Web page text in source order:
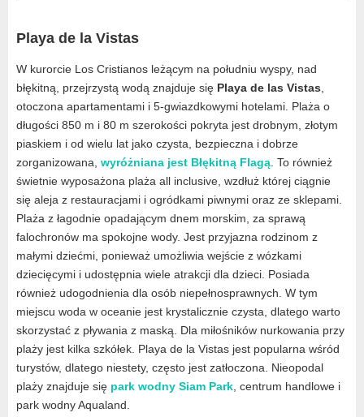
Playa de la Vistas
W kurorcie Los Cristianos leżącym na południu wyspy, nad
błękitną, przejrzystą wodą znajduje się Playa de las Vistas
otoczona apartamentami i 5-gwiazdkowymi hotelami. Plaża o
długości 850 m i 80 m szerokości pokryta jest drobnym, złotym
piaskiem i od wielu lat jako czysta, bezpieczna i dobrze
zorganizowana, wyróżniana jest Błękitną Flagą . To również
świetnie wyposażona plaża all inclusive, wzdłuż której ciągnie
się aleja z restauracjami i ogródkami piwnymi oraz ze sklepami.
Plaża z łagodnie opadającym dnem morskim, za sprawą
falochronów ma spokojne wody. Jest przyjazna rodzinom z
małymi dziećmi, ponieważ umożliwia wejście z wózkami
dziecięcymi i udostępnia wiele atrakcji dla dzieci. Posiada
również udogodnienia dla osób niepełnosprawnych. W tym
miejscu woda w oceanie jest krystalicznie czysta, dlatego warto
skorzystać z pływania z maską. Dla miłośników nurkowania przy
plaży jest kilka szkółek. Playa de la Vistas jest popularna wśród
turystów, dlatego niestety, często jest zatłoczona. Nieopodal
plaży znajduje się park wodny Siam Park , centrum handlowe i
park wodny Aqualand.